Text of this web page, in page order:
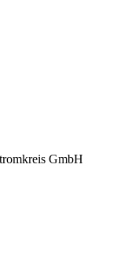
GmbH